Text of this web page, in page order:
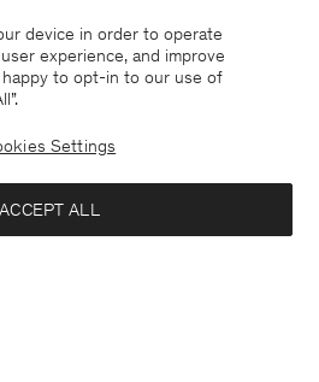
device in order to operate
experience, and improve
to opt-in to our use of
Settings
ACCEPT ALL